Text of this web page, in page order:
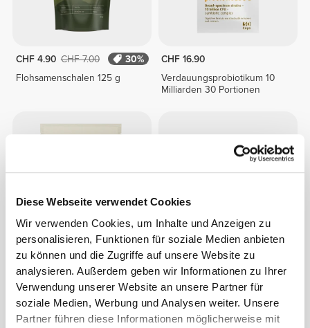
Diese Webseite verwendet Cookies
Wir verwenden Cookies, um Inhalte und Anzeigen zu
personalisieren, Funktionen für soziale Medien anbieten
zu können und die Zugriffe auf unsere Website zu
analysieren. Außerdem geben wir Informationen zu Ihrer
Verwendung unserer Website an unsere Partner für
soziale Medien, Werbung und Analysen weiter. Unsere
Partner führen diese Informationen möglicherweise mit
CHF 4.90 CHF 7.00
30%
Flohsamenschalen 125 g
CHF 16.90
Verdauungsprobiotikum 10
Milliarden 30 Portionen
CHF 10.00
Ballaststoff-Mix 450g
CHF 13.75
Glucomannan - Konjac
Mannan 150 g